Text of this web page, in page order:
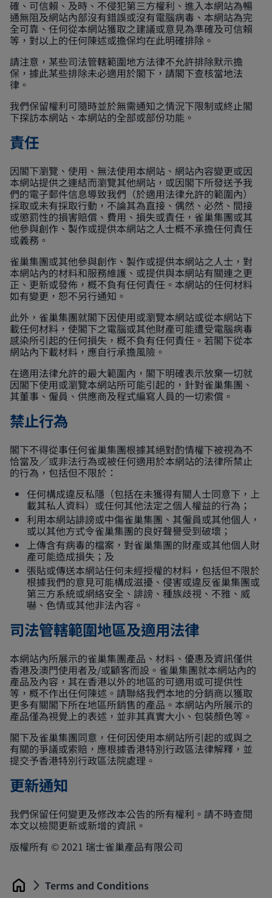
確、可信賴、及時、不侵犯第三方權利、進入本網站為暢
通無阻及網站內部沒有錯誤或沒有電腦病毒、本網站為完
全可靠、任何從本網站獲取之建議或意見為準確及可信賴
等，對以上的任何陳述或擔保均在此明確排除。
請注意，某些司法管轄範圍地方法律不允許排除默示擔
保，據此某些排除未必適用於閣下，請閣下查核當地法
律。
我們保留權利可隨時並於無需通知之情況下限制或終止閣
下探訪本網站、本網站的全部或部份功能。
責任
因閣下瀏覽、使用、無法使用本網站、網站內容變更或因
本網站提供之連結而瀏覽其他網站，或因閣下所發送予我
們的電子郵件信息導致我們（於適用法律允許的範圍內）
採取或未有採取行動，不論其為直接、偶然、必然、間接
或懲罰性的損害賠償、費用、損失或責任，雀巢集團或其
他參與創作、製作或提供本網站之人士概不承擔任何責任
或義務。
雀巢集團或其他參與創作、製作或提供本網站之人士，對
本網站內的材料和服務維護、或提供與本網站有關連之更
正、更新或發佈，概不負有任何責任。本網站的任何材料
如有變更，恕不另行通知。
此外，雀巢集團就閣下因使用或瀏覽本網站或從本網站下
載任何材料，使閣下之電腦或其他財產可能遭受電腦病毒
感染所引起的任何損失，概不負有任何責任。若閣下從本
網站內下載材料，應自行承擔風險。
在適用法律允許的最大範圍內，閣下明確表示放棄一切就
因閣下使用或瀏覽本網站所可能引起的，針對雀巢集團、
其董事、僱員、供應商及程式編寫人員的一切索償。
禁止行為
閣下不得從事任何雀巢集團根據其絕對酌情權下被視為不
恰當及╱或非法行為或被任何適用於本網站的法律所禁止
的行為，包括但不限於：
任何構成違反私隱（包括在未獲得有關人士同意下，上
載其私人資料）或任何其他法定之個人權益的行為；
利用本網站誹謗或中傷雀巢集團、其僱員或其他個人，
或以其他方式令雀巢集團的良好聲譽受到破壞；
上傳含有病毒的檔案，對雀巢集團的財產或其他個人財
產可能造成損失；及
張貼或傳送本網站任何未經授權的材料，包括但不限於
根據我們的意見可能構成滋擾、侵害或違反雀巢集團或
第三方系統或網絡安全、誹謗、種族歧視、不雅、威
嚇、色情或其他非法內容。
司法管轄範圍地區及適用法律
本網站內所展示的雀巢集團產品、材料、優惠及資訊僅供
香港及澳門使用者及/或顧客而設。雀巢集團就本網站內的
產品及內容，其在香港以外的地區的可適用或可提供性
等，概不作出任何陳述。請聯絡我們本地的分銷商以獲取
更多有關閣下所在地區所銷售的產品。本網站內所展示的
產品僅為視覺上的表述，並非其真實大小、包裝顏色等。
閣下及雀巢集團同意，任何因使用本網站所引起的或與之
有關的爭議或索賠，應根據香港特別行政區法律解釋，並
提交予香港特別行政區法院處理。
更新通知
我們保留任何變更及修改本公告的所有權利。請不時查閱
本文以檢閱更新或新增的資訊。
版權所有 © 2021 瑞士雀巢產品有限公司
Home Terms and Conditions